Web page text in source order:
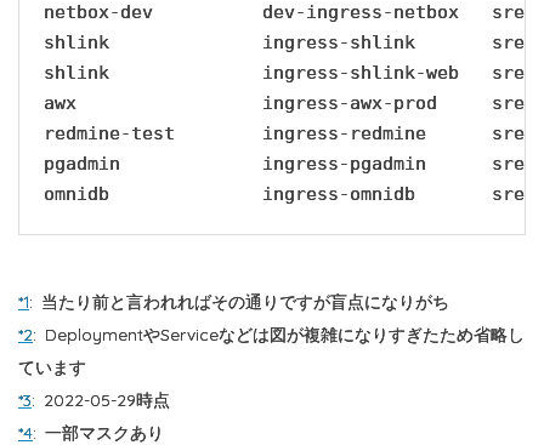
netbox-dev          dev-ingress-netbox
shlink              ingress-shlink       sre.k8s-
shlink              ingress-shlink-web   sre.k8s-
awx                 ingress-awx-prod     sre.k8s-
redmine-test        ingress-redmine
pgadmin             ingress-pgadmin
omnidb              ingress-omnidb
*1: 当たり前と言われればその通りですが盲点になりがち
*2: DeploymentやServiceなどは図が複雑になりすぎたため省略し
ています
*3: 2022-05-29時点
*4: 一部マスクあり